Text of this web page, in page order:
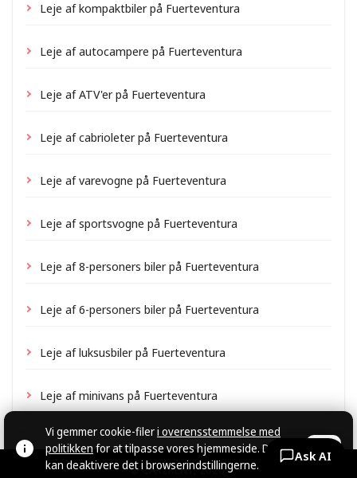
Leje af kompaktbiler på Fuerteventura
Leje af autocampere på Fuerteventura
Leje af ATV'er på Fuerteventura
Leje af cabrioleter på Fuerteventura
Leje af varevogne på Fuerteventura
Leje af sportsvogne på Fuerteventura
Leje af 8-personers biler på Fuerteventura
Leje af 6-personers biler på Fuerteventura
Leje af luksusbiler på Fuerteventura
Leje af minivans på Fuerteventura
© CARZRENT, 2026.
Vi gemmer cookie-fileri overensstemmelse med
politikken for at tilpasse vores hjemmeside. Du
kan deaktivere det i browserindstillingerne.
Ask AI